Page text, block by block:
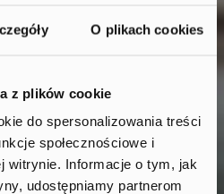
O plikach cookies
z plików cookie
do spersonalizowania treści
społecznościowe i
witrynie. Informacje o tym, jak
udostępniamy partnerom
.